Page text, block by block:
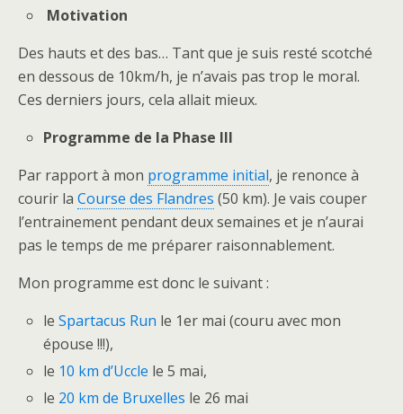
Motivation
Des hauts et des bas… Tant que je suis resté scotché
en dessous de 10km/h, je n’avais pas trop le moral.
Ces derniers jours, cela allait mieux.
Programme de la Phase III
Par rapport à mon programme initial, je renonce à
courir la Course des Flandres (50 km). Je vais couper
l’entrainement pendant deux semaines et je n’aurai
pas le temps de me préparer raisonnablement.
Mon programme est donc le suivant :
leSpartacus Run le 1er mai (couru avec mon
épouse !!!),
le 10 km d’Uccle le 5 mai,
le 20 km de Bruxelles le 26 mai